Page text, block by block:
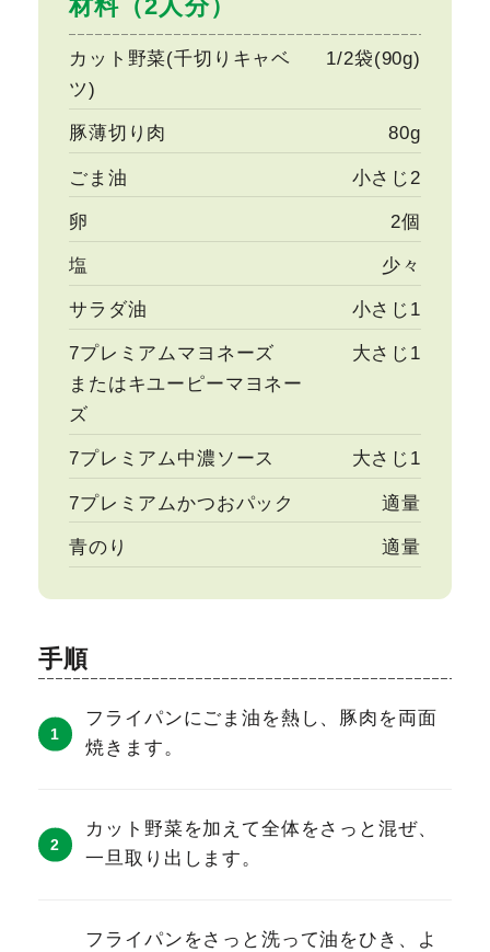
材料（2人分）
カット野菜(千切りキャベ
ツ)
1/2袋(90g)
豚薄切り肉 80g
ごま油 小さじ2
卵 2個
塩 少々
サラダ油 小さじ1
7プレミアムマヨネーズ
またはキユーピーマヨネー
ズ
大さじ1
7プレミアム中濃ソース 大さじ1
7プレミアムかつおパック 適量
青のり 適量
手順
フライパンにごま油を熱し、豚肉を両面
焼きます。
カット野菜を加えて全体をさっと混ぜ、
一旦取り出します。
フライパンをさっと洗って油をひき、よ